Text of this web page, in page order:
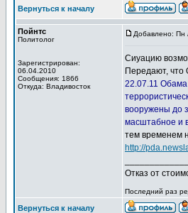
Вернуться к началу
Пойнтс
Политолог
Зарегистрирован:
06.04.2010
Сообщения: 1866
Откуда: Владивосток
Добавлено: Пн
Сиуацию
Передают, что
22.07.11
вооружены до
масштабное и
тем временем
http://
Отказ от
Последний раз
Вернуться к началу